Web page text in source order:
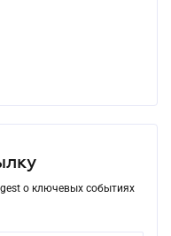
о ключевых событиях